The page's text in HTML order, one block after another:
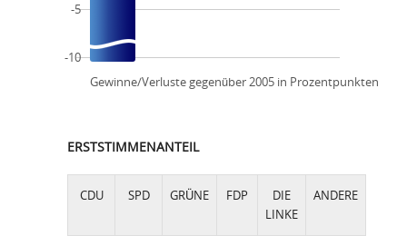
Gewinne/Verluste gegenüber 2005 in Prozentpunkten
-5
-10
ERSTSTIMMENANTEIL
CDU SPD GRÜNE FDP
DIE
LINKE
ANDERE